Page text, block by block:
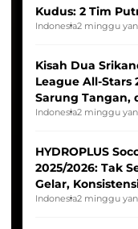
Kudus: 2 Tim
Tim Asia
Indonesia2 minggu
Kisah Dua
League All-Stars
Sarung Tangan,
Pernah Padam
Indonesia2 minggu
HYDROPLUS
2025/2026: Tak
Gelar,
Indonesia2 minggu